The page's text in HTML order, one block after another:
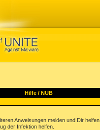
Hilfe/ NUB
Anweisungen melden und Dir
der Infektion helfen.